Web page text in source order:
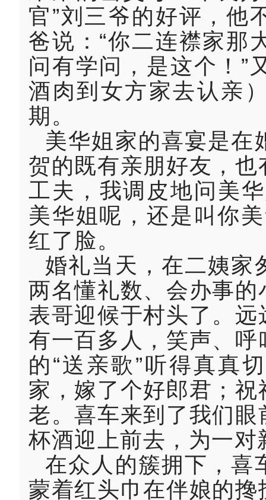
官”刘三爷的好评，他
爸说：“你二连襟家那
问有学问，是这个！”
酒肉到女方家去认亲
期。
美华姐家的喜宴是在
贺的既有亲朋好友，
工夫，我调皮地问美
美华姐呢，还是叫你
红了脸。
婚礼当天，在二姨家
两名懂礼数、会办事
表哥迎候于村头了。
有一百多人，笑声、
的“送亲歌”听得真真
家，嫁了个好郎君；
老。喜车来到了我们
杯酒迎上前去，为一对
在众人的簇拥下，喜
蒙着红头巾在伴娘的